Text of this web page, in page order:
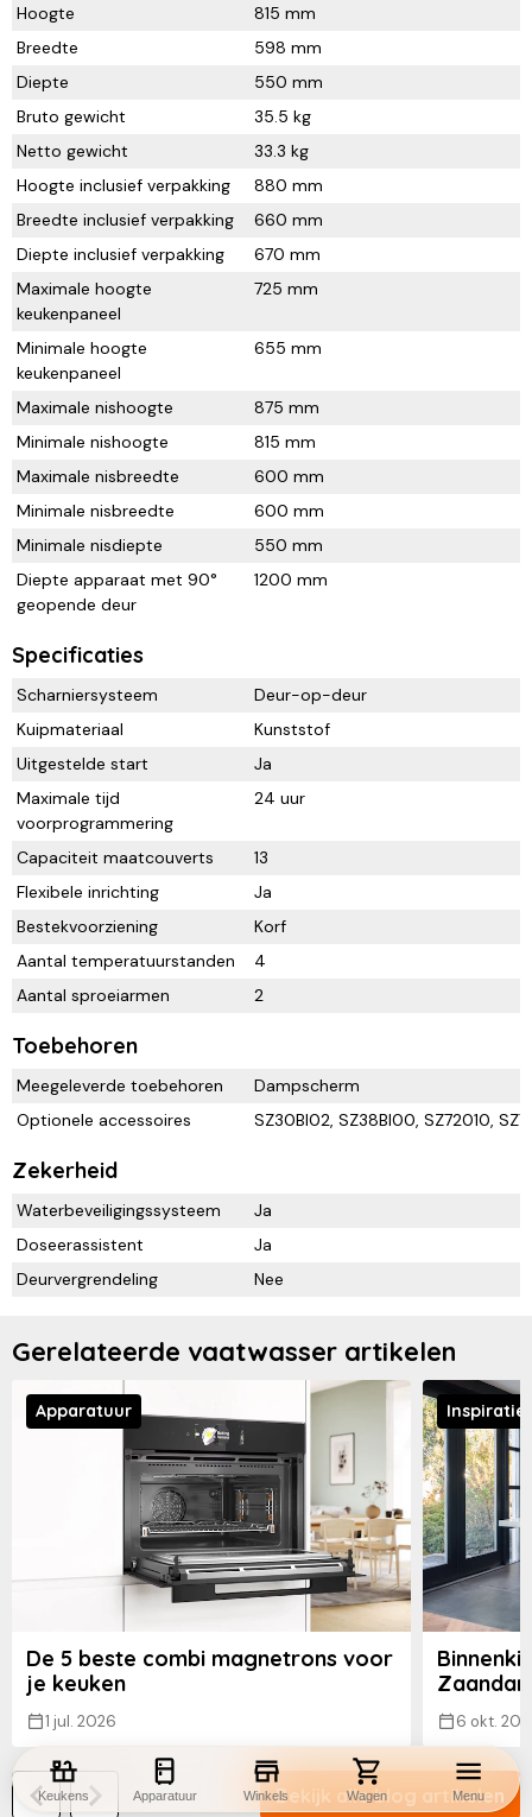
Keukens Apparatuur Winkels Wagen Menu
Hoogte
815 mm
Breedte
598 mm
Diepte
550 mm
Bruto gewicht
35.5 kg
Netto gewicht
33.3 kg
Hoogte inclusief verpakking
880 mm
Breedte inclusief verpakking
660 mm
Diepte inclusief verpakking
670 mm
Maximale hoogte
keukenpaneel
725 mm
Minimale hoogte
keukenpaneel
655 mm
Maximale nishoogte
875 mm
Minimale nishoogte
815 mm
Maximale nisbreedte
600 mm
Minimale nisbreedte
600 mm
Minimale nisdiepte
550 mm
Diepte apparaat met 90°
geopende deur
1200 mm
Specificaties
Scharniersysteem
Deur-op-deur
Kuipmateriaal
Kunststof
Uitgestelde start
Ja
Maximale tijd
voorprogrammering
24 uur
Capaciteit maatcouverts
13
Flexibele inrichting
Ja
Bestekvoorziening
Korf
Aantal temperatuurstanden
4
Aantal sproeiarmen
2
Toebehoren
Meegeleverde toebehoren
Dampscherm
Optionele accessoires
SZ30BI02, SZ38BI00, SZ72010,
Zekerheid
Waterbeveiligingssysteem
Ja
Doseerassistent
Ja
Deurvergrendeling
Nee
Gerelateerde vaatwasser artikelen
Apparatuur
De 5 beste combi magnetrons voor
je keuken
1 jul. 2026
Inspiratie
6 okt.
Bekijk alle blog artikelen